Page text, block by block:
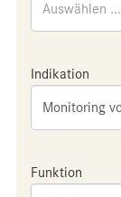
Auswählen ...
Indikation
Monitoring
Funktion